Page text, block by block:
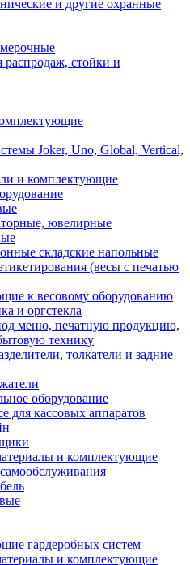
и другие охранные
распродаж, стойки и
Joker, Uno, Global, Vertical,
и комплектующие
ювелирные
складские напольные
(весы с печатью
к весовому оборудованию
и оргстекла
меню, печатную продукцию,
технику
толкатели и задние
оборудование
для кассовых аппаратов
и комплектующие
гардеробных систем
и комплектующие